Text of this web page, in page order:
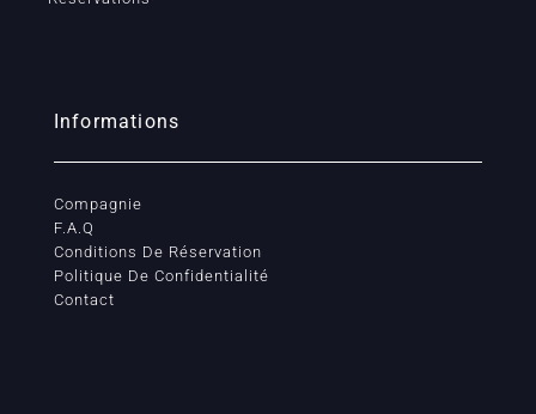
Informations
Compagnie
F.A.Q
Conditions De Réservation
Politique De Confidentialité
Contact